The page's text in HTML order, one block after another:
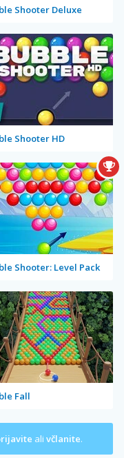
Shooter Deluxe
Shooter HD
Shooter: Level Pack
Fall
ali včlanite.